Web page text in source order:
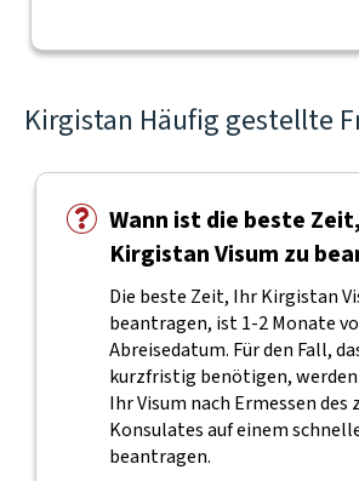
Kirgistan Häufig gestellte
Wann ist die beste
Kirgistan Visum zu
Die beste Zeit, Ihr Kirgistan
beantragen, ist 1-2 Monate
Abreisedatum. Für den Fall,
kurzfristig benötigen,
Ihr Visum nach Ermessen des
Konsulates auf einem
beantragen.